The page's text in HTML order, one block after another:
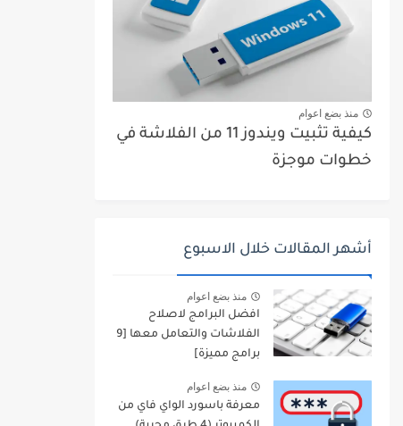
منذ بضع اعوام
كيفية تثبيت ويندوز 11 من الفلاشة في
خطوات موجزة
أشهر المقالات خلال الاسبوع
منذ بضع اعوام
افضل البرامج لاصلاح
الفلاشات والتعامل معها [9
برامج مميزة]
منذ بضع اعوام
معرفة باسورد الواي فاي من